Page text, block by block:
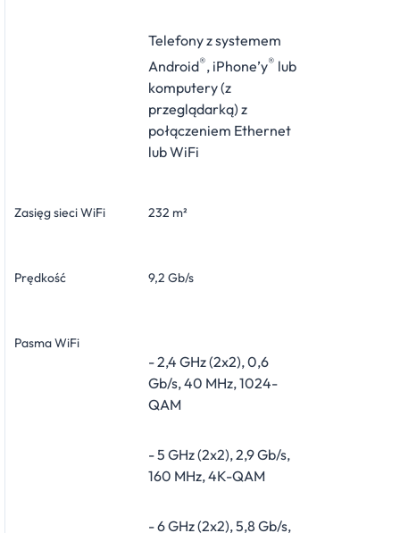
Telefony z systemem
Android®, iPhone’y® lub
komputery (z
przeglądarką) z
połączeniem Ethernet
lub WiFi
Zasięg sieci WiFi 232 m²
Prędkość 9,2 Gb/s
Pasma WiFi
- 2,4 GHz (2x2), 0,6
Gb/s, 40 MHz, 1024-
QAM
- 5 GHz (2x2), 2,9 Gb/s,
160 MHz, 4K-QAM
- 6 GHz (2x2), 5,8 Gb/s,